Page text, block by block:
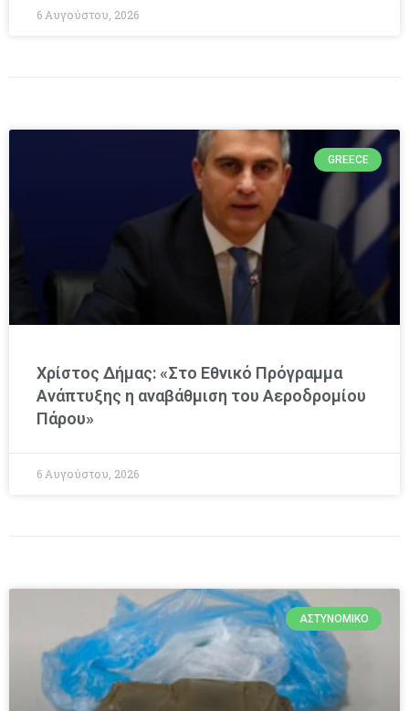
6 Αυγούστου, 2026
GREECE
Χρίστος Δήμας: «Στο Εθνικό Πρόγραμμα
Ανάπτυξης η αναβάθμιση του Αεροδρομίου
Πάρου»
6 Αυγούστου, 2026
ΑΣΤΥΝΟΜΙΚΌ